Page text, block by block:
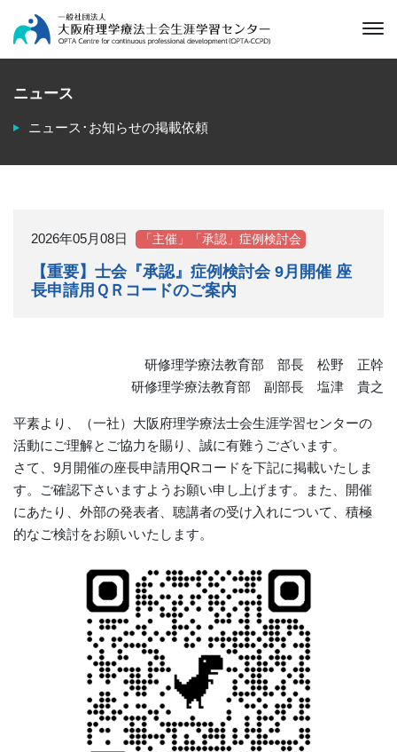
ニュース
ニュース･お知らせの掲載依頼
2026年05月08日 「主催」「承認」症例検討会
【重要】士会『承認』症例検討会 9月開催 座
長申請用ＱＲコードのご案内
研修理学療法教育部 部長 松野 正幹
研修理学療法教育部 副部長 塩津 貴之
平素より、（一社）大阪府理学療法士会生涯学習センターの
活動にご理解とご協力を賜り、誠に有難うございます。
さて、9月開催の座長申請用QRコードを下記に掲載いたしま
す。ご確認下さいますようお願い申し上げます。また、開催
にあたり、外部の発表者、聴講者の受け入れについて、積極
的なご検討をお願いいたします。